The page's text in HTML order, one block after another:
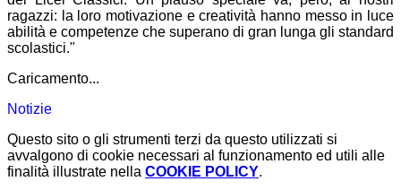
ragazzi: la loro motivazione e creatività hanno messo in luce
abilità e competenze che superano di gran lunga gli standard
scolastici."
Caricamento...
Notizie
Questo sito o gli strumenti terzi da questo utilizzati si
avvalgono di cookie necessari al funzionamento ed utili alle
finalità illustrate nella COOKIE POLICY.